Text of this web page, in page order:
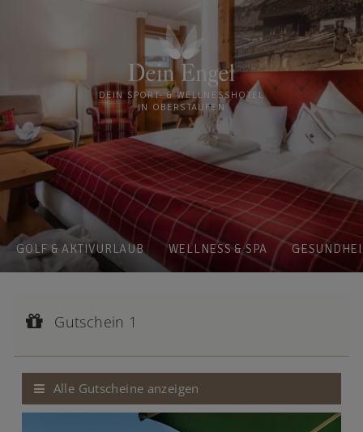
DEIN SPORT- & WELLNESSHOTEL
IN OBERSTAUFEN
GOLF & AKTIVURLAUB WELLNESS & SPA
Gutscheinwert:
Gutschein 1
Alle Gutscheine anzeigen